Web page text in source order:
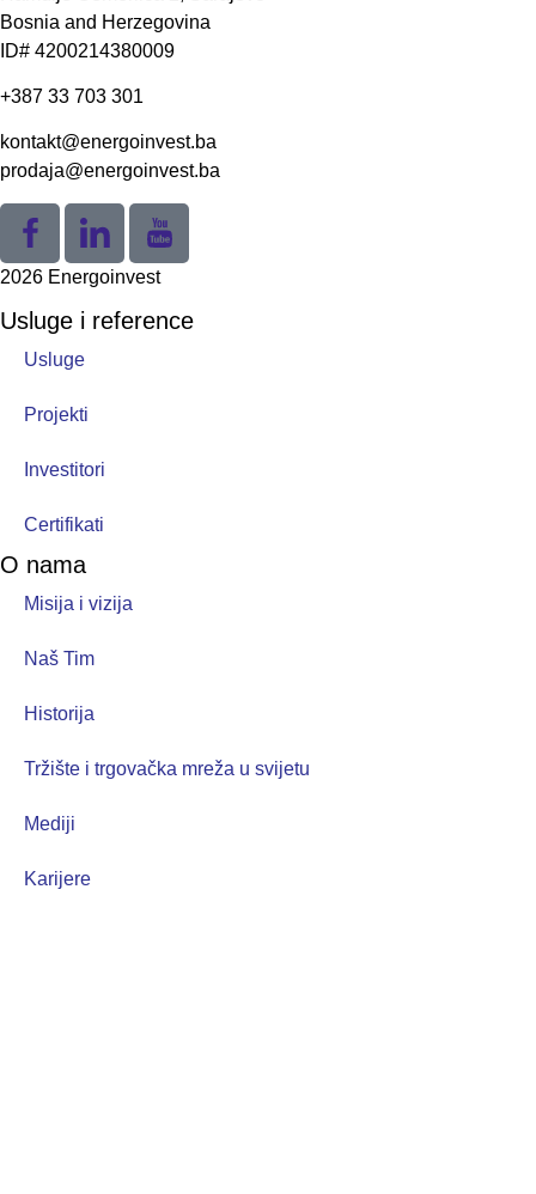
Bosnia and Herzegovina
ID# 4200214380009
+387 33 703 301
kontakt@energoinvest.ba
prodaja@energoinvest.ba
2026 Energoinvest
Usluge i reference
Usluge
Projekti
Investitori
Certifikati
O nama
Misija i vizija
Naš Tim
Historija
Tržište i trgovačka mreža u svijetu
Mediji
Karijere